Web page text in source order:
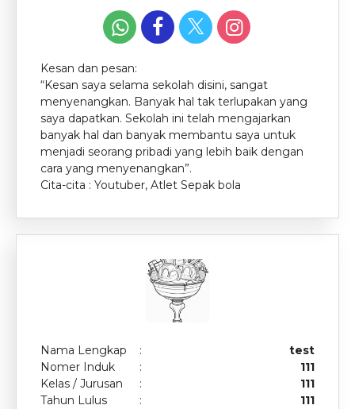
Kesan dan pesan:
“Kesan saya selama sekolah disini, sangat
menyenangkan. Banyak hal tak terlupakan yang
saya dapatkan. Sekolah ini telah mengajarkan
banyak hal dan banyak membantu saya untuk
menjadi seorang pribadi yang lebih baik dengan
cara yang menyenangkan”.
Cita-cita : Youtuber, Atlet Sepak bola
Nama Lengkap :
test
Nomer Induk
:
111
Kelas / Jurusan
:
111
Tahun Lulus
:
111